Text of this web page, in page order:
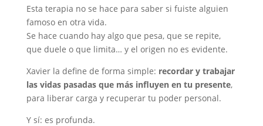
Esta terapia no se hace para saber si fuiste alguien
famoso en otra vida.
Se hace cuando hay algo que pesa, que se repite,
que duele o que limita… y el origen no es evidente.
Xavier la define de forma simple: recordar y trabajar
las vidas pasadas que más influyen en tu presente,
para liberar carga y recuperar tu poder personal.
Y sí: es profunda.